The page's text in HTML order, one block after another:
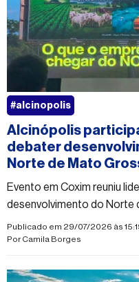
Alcinópolis
debater
Norte de Mato
Evento em Coxim reuniu
desenvolvimento do Norte
Publicado em 29/07/2026 às
PorCamila Borges
#alcinopolis